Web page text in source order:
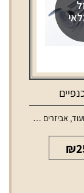
אידוי , אביזרים משלימים לאלכוהול
₪